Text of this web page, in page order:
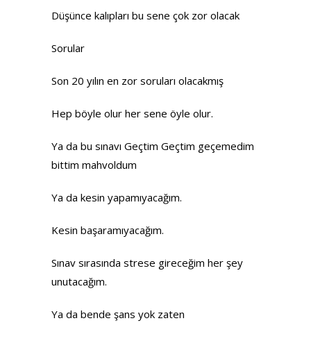
Düşünce kalıpları bu sene çok zor olacak
Sorular
Son 20 yılın en zor soruları olacakmış
Hep böyle olur her sene öyle olur.
Ya da bu sınavı Geçtim Geçtim geçemedim
bittim mahvoldum
Ya da kesin yapamıyacağım.
Kesin başaramıyacağım.
Sınav sırasında strese gireceğim her şey
unutacağım.
Ya da bende şans yok zaten